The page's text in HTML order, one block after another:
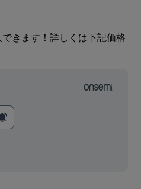
きます！詳しくは下記価格